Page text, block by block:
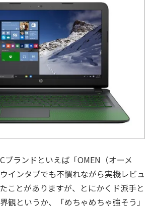
ブランドといえば「OMEN（オーメ
インタブでも不慣れながら実機レビュ
ことがありますが、とにかくド派手と
観というか、「めちゃめちゃ強そう」